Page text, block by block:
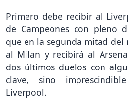
Primero debe recibir al
de Campeones con pleno
que en la segunda mitad del
al Milan y recibirá al
dos últimos duelos con
clave, sino
Liverpool.